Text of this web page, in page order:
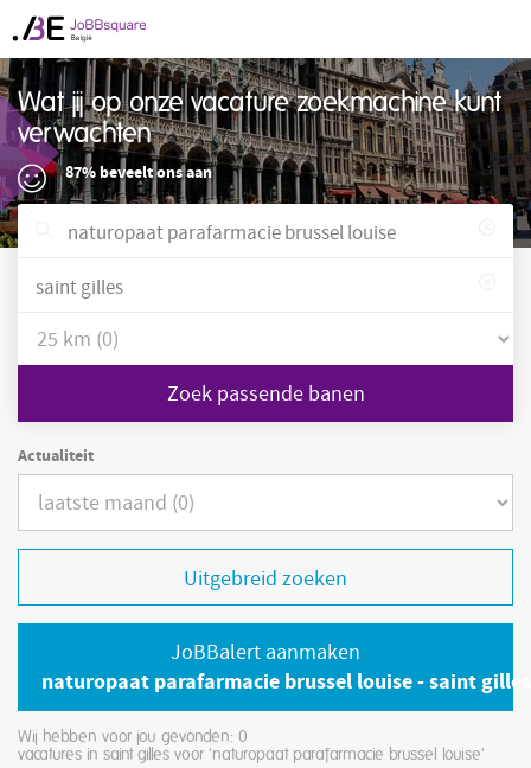
Wat jij op onze vacature zoekmachine kunt
verwachten
87% beveelt ons aan
Zoek passende banen
Actualiteit
Uitgebreid zoeken
JoBBalert aanmaken
naturopaat parafarmacie brussel louise - saint gilles
Wij hebben voor jou gevonden: 0
vacatures in saint gilles voor 'naturopaat parafarmacie brussel louise'